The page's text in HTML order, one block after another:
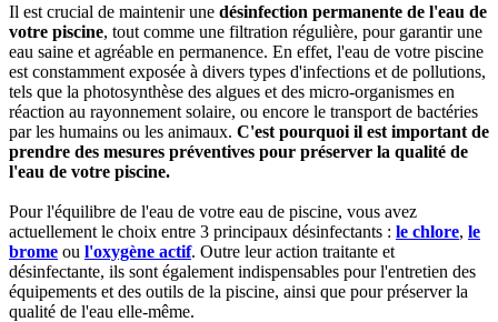
Il est crucial de maintenir une désinfection permanente de l'eau de
votre piscine, tout comme une filtration régulière, pour garantir une
eau saine et agréable en permanence. En effet, l'eau de votre piscine
est constamment exposée à divers types d'infections et de pollutions,
tels que la photosynthèse des algues et des micro-organismes en
réaction au rayonnement solaire, ou encore le transport de bactéries
par les humains ou les animaux. C'est pourquoi il est important de
prendre des mesures préventives pour préserver la qualité de
l'eau de votre piscine.
Pour l'équilibre de l'eau de votre eau de piscine, vous avez
actuellement le choix entre 3 principaux désinfectants : le chlore, le
brome ou l'oxygène actif. Outre leur action traitante et
désinfectante, ils sont également indispensables pour l'entretien des
équipements et des outils de la piscine, ainsi que pour préserver la
qualité de l'eau elle-même.